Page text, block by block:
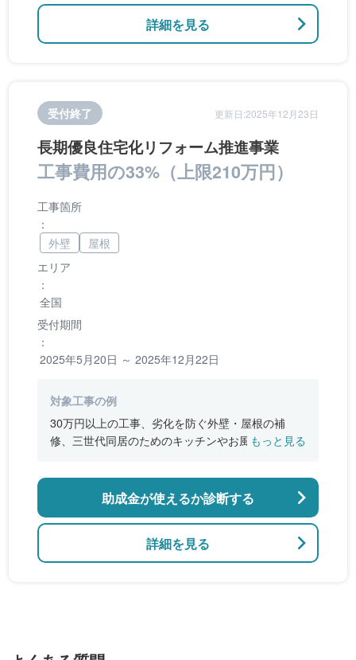
詳細を見る
受付終了 更新日:2025年12月23日
長期優良住宅化リフォーム推進事業
工事費用の33%（上限210万円）
エリア
：
全国
受付期間
：
2025年5月20日 ～ 2025年12月22日
工事箇所
：
外壁
屋根
対象工事の例
30万円以上の工事、劣化を防ぐ外壁・屋根の補
修、三世代同居のためのキッチンやお風呂の増
もっと見る
詳細を見る
助成金が使えるか診断する